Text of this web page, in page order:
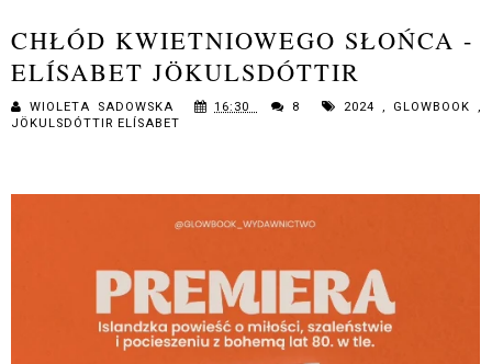
CHŁÓD KWIETNIOWEGO SŁOŃCA -
ELÍSABET JÖKULSDÓTTIR
WIOLETA SADOWSKA 16:30 8 2024 , GLOWBOOK ,
JÖKULSDÓTTIR ELÍSABET